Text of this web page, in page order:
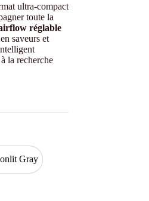
ultra-compact
toute la
réglable
saveurs et
la recherche
Gray
Moonlit Gray